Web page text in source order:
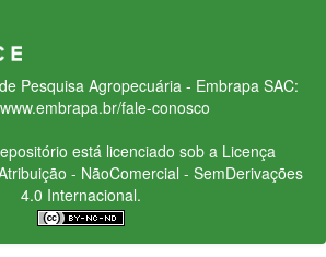
Pesquisa Agropecuária - Embrapa SAC:
fale-conosco
está licenciado sob a Licença
- NãoComercial - SemDerivações
4.0 Internacional.